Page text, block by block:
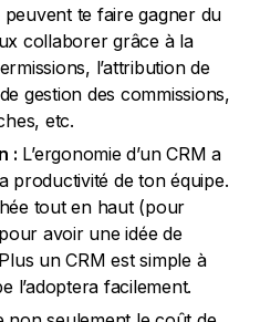
te faire gagner du
collaborer grâce à la
l’attribution de
gestion des commissions,
etc.
: L’ergonomie d’un CRM a
productivité de ton équipe.
tout en haut (pour
avoir une idée de
un CRM est simple à
l’adoptera facilement.